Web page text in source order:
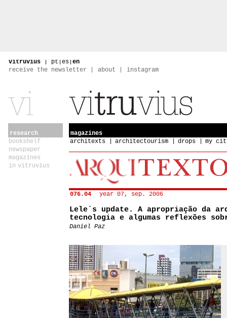
vitruvius | pt | es | en
receive the newsletter
about instagram
research
bookshelf
newspaper
magazines
in vitruvius
magazines
architexts
architectourism drops my
076.04 year 07, sep. 2006
Lele´s update. A apropriação da
tecnologia e algumas reflexões
Daniel Paz